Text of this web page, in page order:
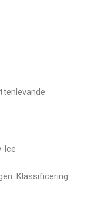
Klassificering